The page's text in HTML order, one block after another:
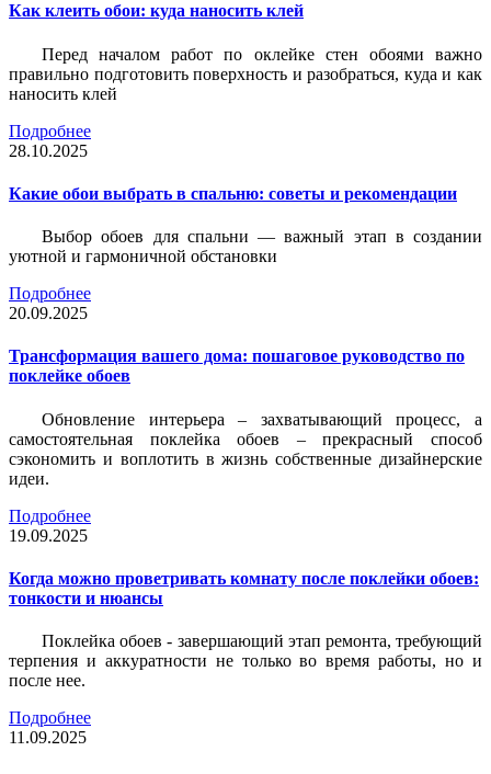
Как клеить обои: куда наносить клей
Перед началом работ по оклейке стен обоями важно
правильно подготовить поверхность и разобраться, куда и как
наносить клей
Подробнее
28.10.2025
Какие обои выбрать в спальню: советы и рекомендации
Выбор обоев для спальни — важный этап в создании
уютной и гармоничной обстановки
Подробнее
20.09.2025
Трансформация вашего дома: пошаговое руководство по
поклейке обоев
Обновление интерьера – захватывающий процесс, а
самостоятельная поклейка обоев – прекрасный способ
сэкономить и воплотить в жизнь собственные дизайнерские
идеи.
Подробнее
19.09.2025
Когда можно проветривать комнату после поклейки обоев:
тонкости и нюансы
Поклейка обоев - завершающий этап ремонта, требующий
терпения и аккуратности не только во время работы, но и
после нее.
Подробнее
11.09.2025